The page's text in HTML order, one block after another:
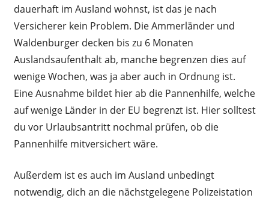
dauerhaft im Ausland wohnst, ist das je nach
Versicherer kein Problem. Die Ammerländer und
Waldenburger decken bis zu 6 Monaten
Auslandsaufenthalt ab, manche begrenzen dies auf
wenige Wochen, was ja aber auch in Ordnung ist.
Eine Ausnahme bildet hier ab die Pannenhilfe, welche
auf wenige Länder in der EU begrenzt ist. Hier solltest
du vor Urlaubsantritt nochmal prüfen, ob die
Pannenhilfe mitversichert wäre.
Außerdem ist es auch im Ausland unbedingt
notwendig, dich an die nächstgelegene Polizeistation